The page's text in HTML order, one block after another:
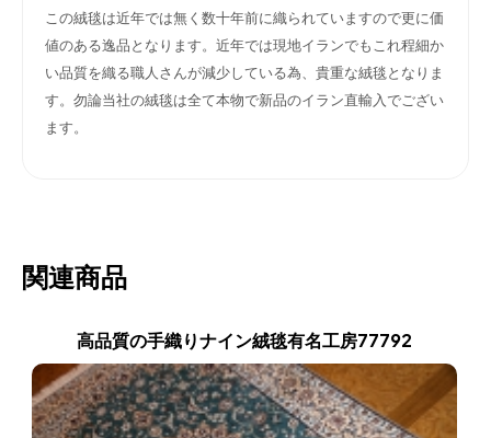
この絨毯は近年では無く数十年前に織られていますので更に価
値のある逸品となります。近年では現地イランでもこれ程細か
い品質を織る職人さんが減少している為、貴重な絨毯となりま
す。勿論当社の絨毯は全て本物で新品のイラン直輸入でござい
ます。
関連商品
高品質の手織りナイン絨毯有名工房77792